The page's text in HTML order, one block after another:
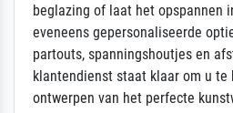
beglazing of laat het opspannen
eveneens gepersonaliseerde
partouts, spanningshoutjes en
klantendienst staat klaar om u
ontwerpen van het perfecte